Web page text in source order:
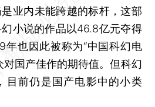
业内未能跨越的标杆，这部
幻小说的作品以46.8亿元夺得
年也因此被称为“中国科幻电
对国产佳作的期待值。但科幻
目前仍是国产电影中的小类